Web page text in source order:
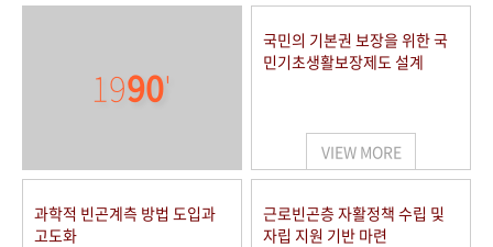
1990'
국민의 기본권 보장을 위한 국
민기초생활보장제도 설계
VIEW MORE
과학적 빈곤계측 방법 도입과
고도화
근로빈곤층 자활정책 수립 및
자립 지원 기반 마련